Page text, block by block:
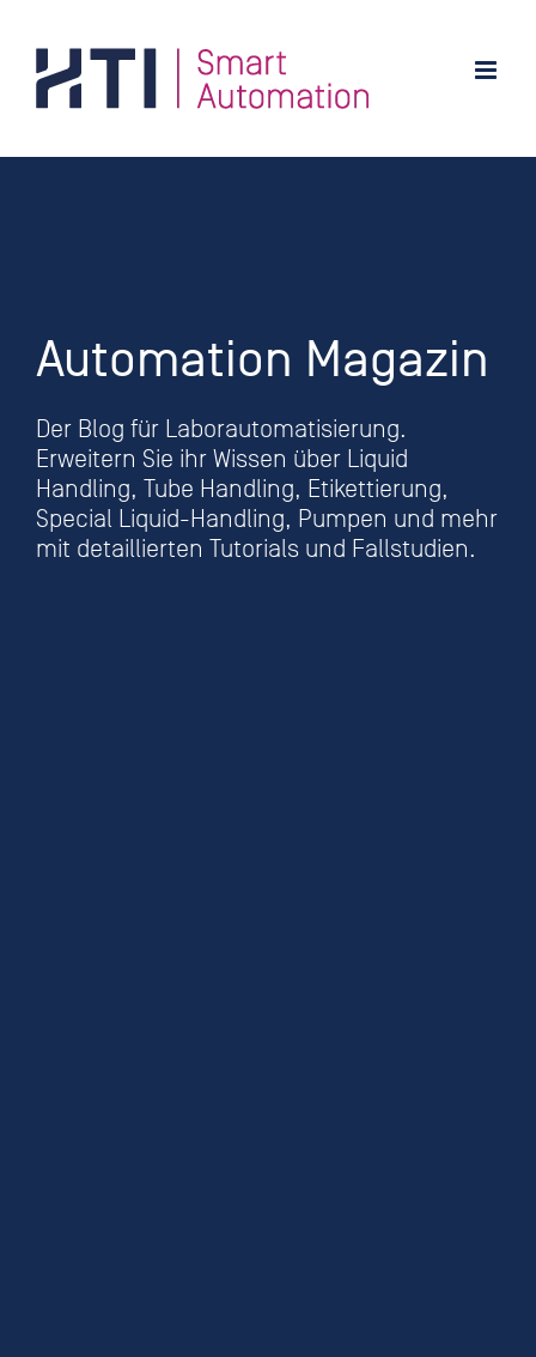
Inhalt
springen
Automation Magazin
Der Blog für Laborautomatisierung.
Erweitern Sie ihr Wissen über Liquid
Handling, Tube Handling, Etikettierung,
Special Liquid-Handling, Pumpen und mehr
mit detaillierten Tutorials und Fallstudien.